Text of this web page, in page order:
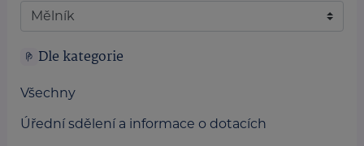
Dle kategorie
Všechny
Úřední sdělení a informace o dotacích